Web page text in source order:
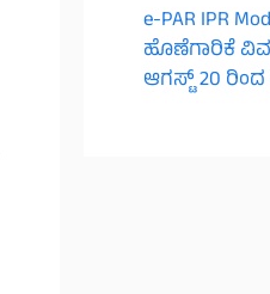
e-PAR IPR
ಹೊಣೆಗಾರಿಕೆ
ಆಗಸ್ಟ್ 20